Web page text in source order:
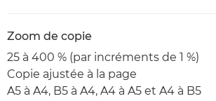
Zoom de copie
25 à 400 % (par incréments de 1 %)
Copie ajustée à la page
A5 à A4, B5 à A4, A4 à A5 et A4 à B5